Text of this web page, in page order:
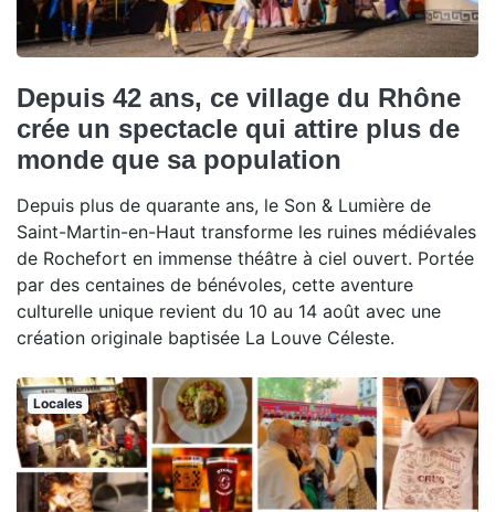
Depuis 42 ans, ce village du Rhône
crée un spectacle qui attire plus de
monde que sa population
Depuis plus de quarante ans, le Son & Lumière de
Saint-Martin-en-Haut transforme les ruines médiévales
de Rochefort en immense théâtre à ciel ouvert. Portée
par des centaines de bénévoles, cette aventure
culturelle unique revient du 10 au 14 août avec une
création originale baptisée La Louve Céleste.
Locales